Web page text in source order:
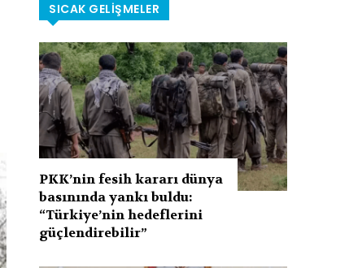
SICAK GELIŞMELER
PKK’nin fesih kararı dünya
basınında yankı buldu:
“Türkiye’nin hedeflerini
güçlendirebilir”